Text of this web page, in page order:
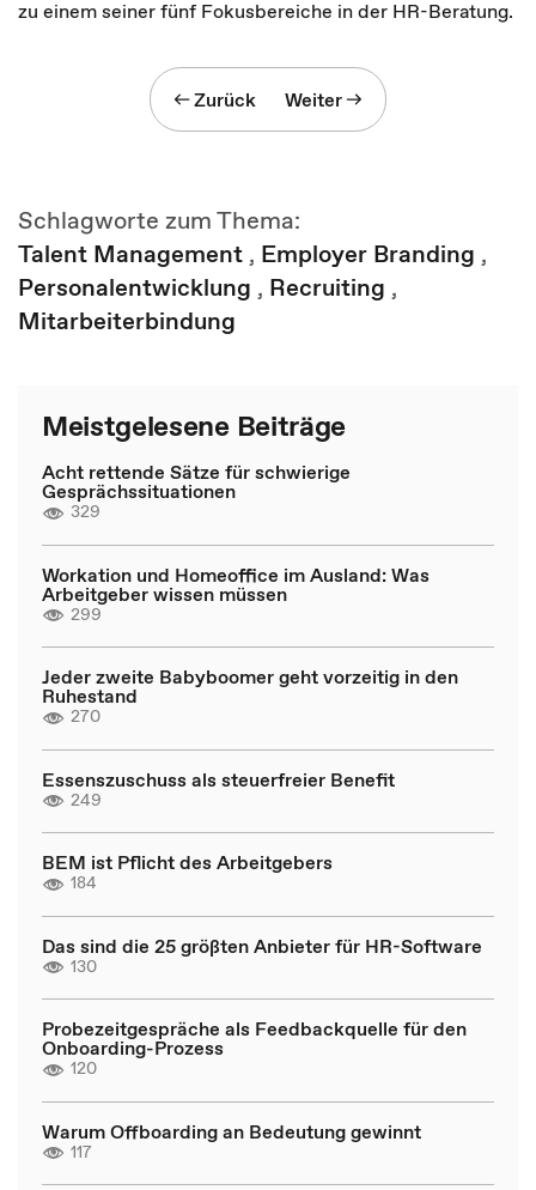
zu einem seiner fünf Fokusbereiche in der HR-Beratung.
Zurück Weiter
Schlagworte zum Thema:
Talent Management , Employer Branding ,
Personalentwicklung , Recruiting ,
Mitarbeiterbindung
Meistgelesene Beiträge
Acht rettende Sätze für schwierige
Gesprächssituationen
329
Workation und Homeoffice im Ausland: Was
Arbeitgeber wissen müssen
299
Jeder zweite Babyboomer geht vorzeitig in den
Ruhestand
270
Essenszuschuss als steuerfreier Benefit
249
BEM ist Pflicht des Arbeitgebers
184
Das sind die 25 größten Anbieter für HR-Software
130
Probezeitgespräche als Feedbackquelle für den
Onboarding-Prozess
120
Warum Offboarding an Bedeutung gewinnt
117